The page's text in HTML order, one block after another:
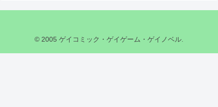
© 2005 ゲイコミック・ゲイゲーム・ゲイノベル.